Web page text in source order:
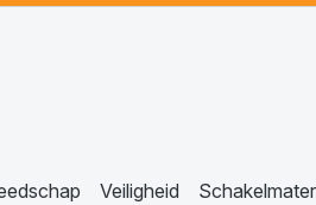
Veiligheid